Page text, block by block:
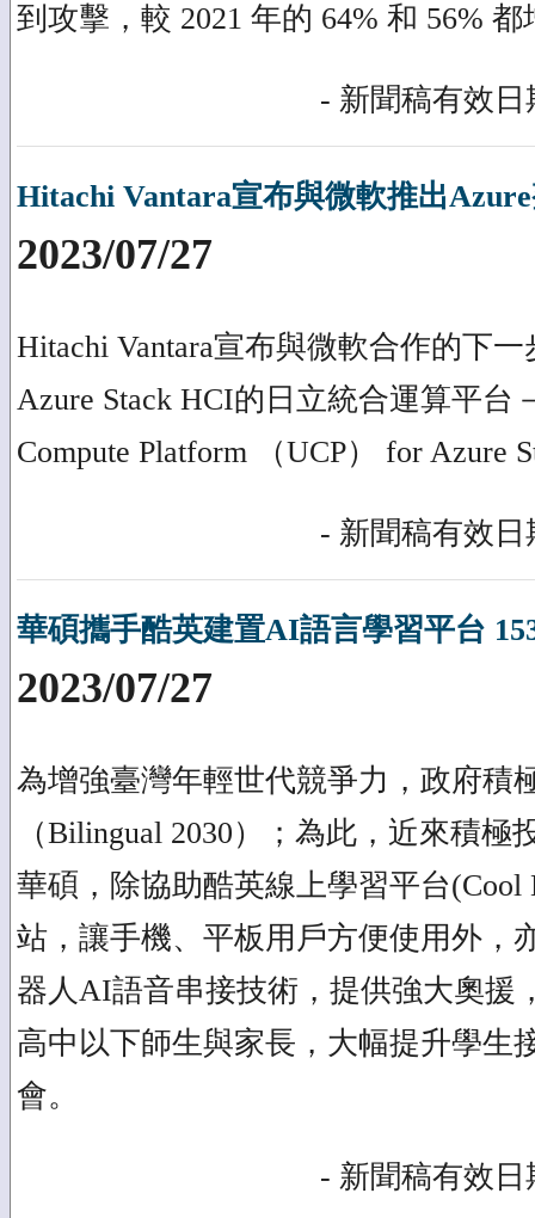
到攻擊，較 2021 年的 64% 和 56%
- 新聞稿有效日
Hitachi Vantara宣布與微軟推出
2023/07/27
Hitachi Vantara宣布與微軟合作的下
Azure Stack HCI的日立統合運算平台
Compute Platform （UCP） for Azure
- 新聞稿有效日
華碩攜手酷英建置AI語言學習平台
2023/07/27
為增強臺灣年輕世代競爭力，政府積
（Bilingual 2030）；為此，近來積極
華碩，除協助酷英線上學習平台(Cool
站，讓手機、平板用戶方便使用外，
器人AI語音串接技術，提供強大奧援
高中以下師生與家長，大幅提升學生
會。
- 新聞稿有效日